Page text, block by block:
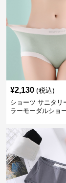
¥2,130 (税込)
ショーツ サニタリ
ラーモーダルショ